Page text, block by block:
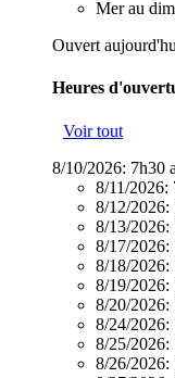
Mer au
Ouvert
Heures
Voir tout
8/10/2026: 7h30
8/11/2026:
8/12/2026:
8/13/2026:
8/17/2026:
8/18/2026:
8/19/2026:
8/20/2026:
8/24/2026:
8/25/2026:
8/26/2026: